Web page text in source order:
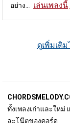
อย่าง... เล่นเพลงนี้
ดูเพิ่มเติ
ทั้งเพลงเก่าและใหม่
ละโน๊ตของคอร์ด